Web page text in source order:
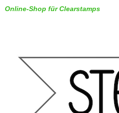
Online-Shop für Clearstamps